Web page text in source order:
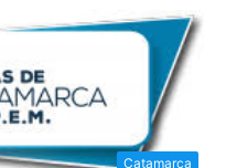
Catamarca